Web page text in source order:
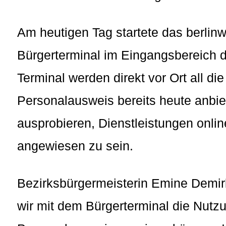
Am heutigen Tag startete das
Bürgerterminal im Eingangsbereich
Terminal werden direkt vor Ort all
Personalausweis bereits heute
ausprobieren, Dienstleistungen
angewiesen zu sein.
Bezirksbürgermeisterin Emine
wir mit dem Bürgerterminal die